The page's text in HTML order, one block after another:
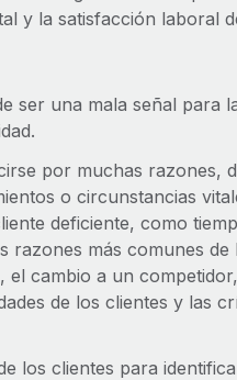
y la satisfacción laboral
ser una mala señal para
por muchas razones,
o circunstancias
deficiente, como
más comunes de
cambio a un
de los clientes y las
los clientes para